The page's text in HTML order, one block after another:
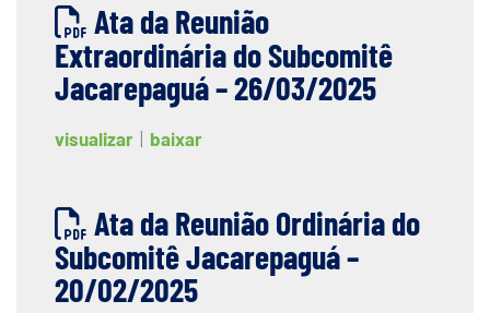
Ata da Reunião
Extraordinária do Subcomitê
Jacarepaguá – 26/03/2025
visualizar baixar
Ata da Reunião Ordinária do
Subcomitê Jacarepaguá –
20/02/2025